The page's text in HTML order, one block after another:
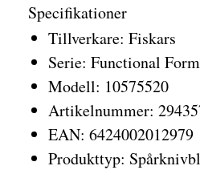
Specifikationer
Tillverkare: Fiskars
Serie: Functional Form
Modell: 10575520
Artikelnummer:
EAN: 6424002012979
Produkttyp: